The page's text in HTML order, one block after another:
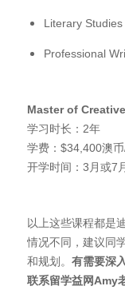
Literary
Professional
Master of
学习时长：2年
学费：$34,400澳
开学时间：3月或7
以上这些课程都是
情况不同，建议同
和规划。 有需要深
联系留学益网Amy